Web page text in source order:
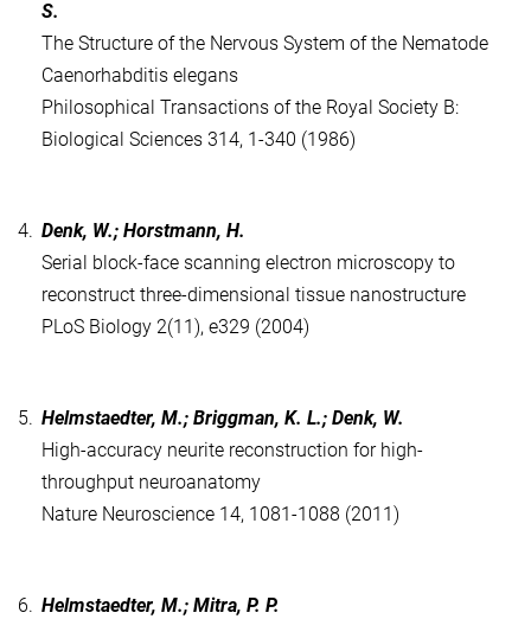
S.
The Structure of the Nervous System of the Nematode
Caenorhabditis elegans
Philosophical Transactions of the Royal Society B:
Biological Sciences 314, 1-340 (1986)
4. Denk, W.; Horstmann, H.
Serial block-face scanning electron microscopy to
reconstruct three-dimensional tissue nanostructure
PLoS Biology 2(11), e329 (2004)
5. Helmstaedter, M.; Briggman, K. L.; Denk, W.
High-accuracy neurite reconstruction for high-
throughput neuroanatomy
Nature Neuroscience 14, 1081-1088 (2011)
6. Helmstaedter, M.; Mitra, P. P.